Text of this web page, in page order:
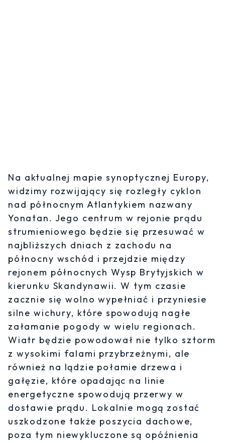
Na aktualnej mapie synoptycznej Europy,
widzimy rozwijający się rozległy cyklon
nad północnym Atlantykiem nazwany
Yonatan. Jego centrum w rejonie prądu
strumieniowego będzie się przesuwać w
najbliższych dniach z zachodu na
północny wschód i przejdzie między
rejonem północnych Wysp Brytyjskich w
kierunku Skandynawii. W tym czasie
zacznie się wolno wypełniać i przyniesie
silne wichury, które spowodują nagłe
załamanie pogody w wielu regionach.
Wiatr będzie powodował nie tylko sztorm
z wysokimi falami przybrzeżnymi, ale
również na lądzie połamie drzewa i
gałęzie, które opadając na linie
energetyczne spowodują przerwy w
dostawie prądu. Lokalnie mogą zostać
uszkodzone także poszycia dachowe,
poza tym niewykluczone są opóźnienia